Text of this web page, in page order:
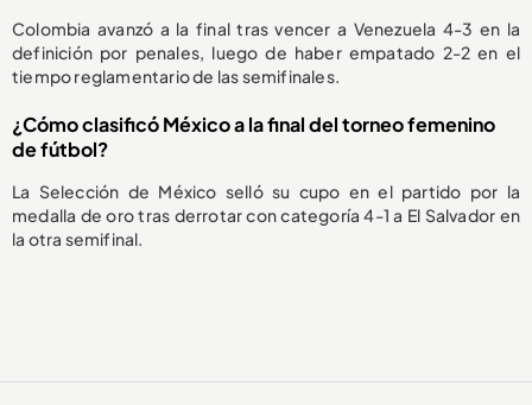
Colombia avanzó a la final tras vencer a Venezuela 4-3 en la
definición por penales, luego de haber empatado 2-2 en el
tiempo reglamentario de las semifinales.
¿Cómo clasificó México a la final del torneo femenino
de fútbol?
La Selección de México selló su cupo en el partido por la
medalla de oro tras derrotar con categoría 4-1 a El Salvador en
la otra semifinal.